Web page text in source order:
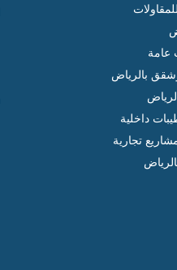
عامة
بالرياض
داخلية
تجارية